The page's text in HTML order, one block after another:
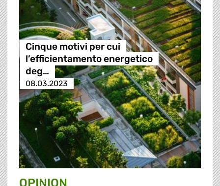
Cinque motivi per cui
l’efficientamento energetico
deg…
08.03.2023
OPINION